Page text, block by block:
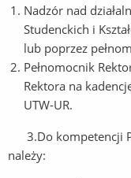
Nadzór nad
Studenckich i
lub poprzez
Pełnomocnik
Rektora na
UTW-UR.
3.Do kompetencji
należy: